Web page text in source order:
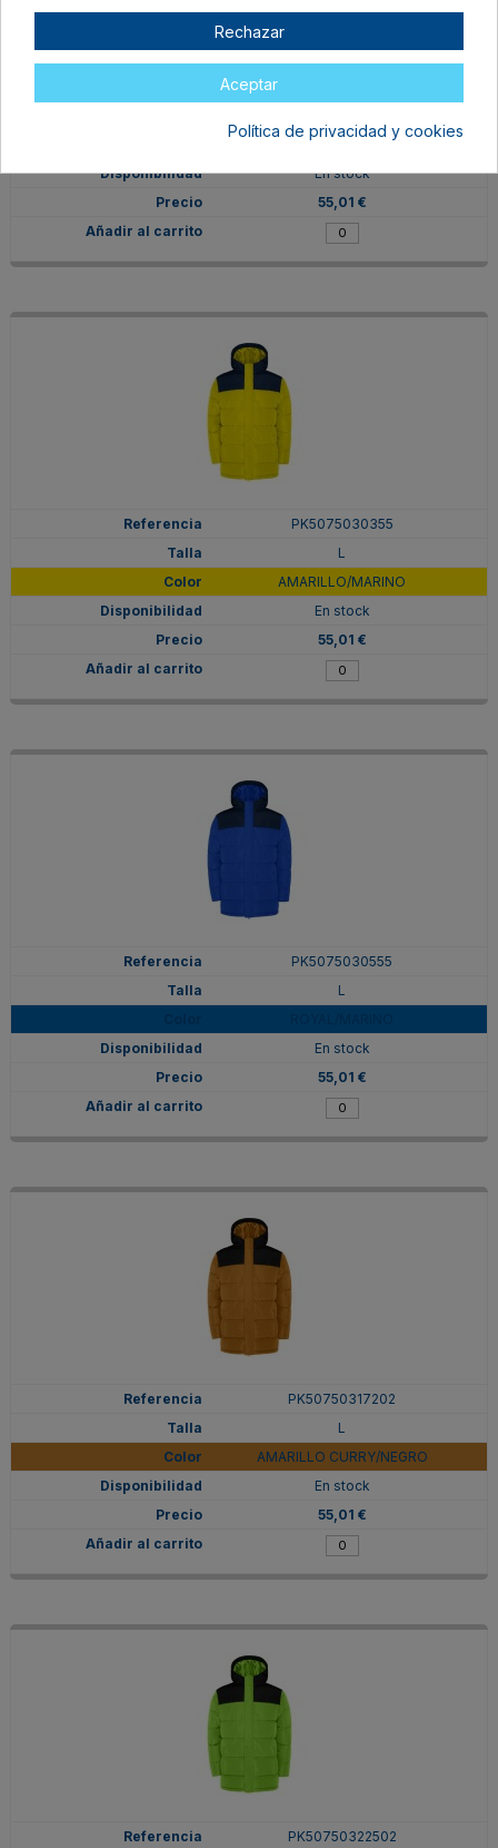
ROJO/NEGRO
En stock
55,01 €
PK5075030355
L
AMARILLO/MARINO
En stock
55,01 €
PK5075030555
L
En stock
55,01 €
PK50750317202
L
AMARILLO CURRY/NEGRO
En stock
55,01 €
PK50750322502
Rechazar
Aceptar
Política de privacidad y cookies